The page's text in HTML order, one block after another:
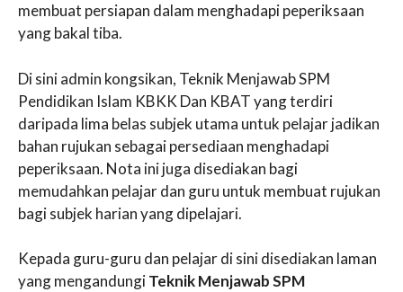
membuat persiapan dalam menghadapi peperiksaan
yang bakal tiba.
Di sini admin kongsikan, Teknik Menjawab SPM
Pendidikan Islam KBKK Dan KBAT yang terdiri
daripada lima belas subjek utama untuk pelajar jadikan
bahan rujukan sebagai persediaan menghadapi
peperiksaan. Nota ini juga disediakan bagi
memudahkan pelajar dan guru untuk membuat rujukan
bagi subjek harian yang dipelajari.
Kepada guru-guru dan pelajar di sini disediakan laman
yang mengandungiTeknik Menjawab SPM